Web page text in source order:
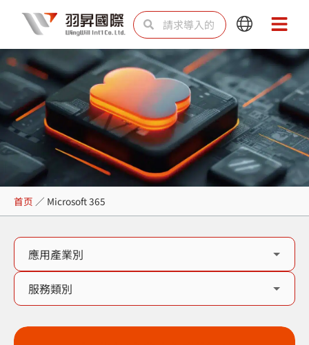
内
容
SearchSearch
Main
Menu
Main
Menu
Microsoft 365
首页 ／ Microsoft 365